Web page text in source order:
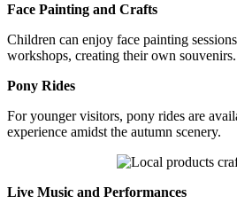
Face Painting and Crafts
Children can enjoy face painting
workshops, creating their own souvenirs.
Pony Rides
For younger visitors, pony rides are
experience amidst the autumn scenery.
Live Music and Performances